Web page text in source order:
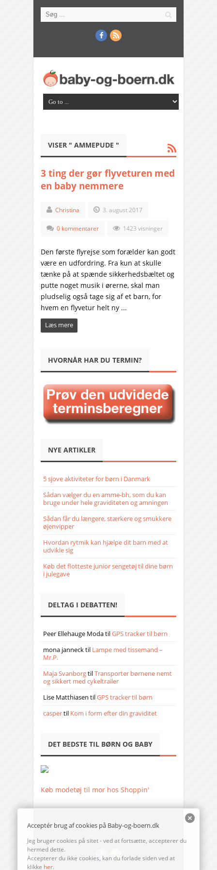
VISER " AMMEPUDE "
3 ting der gør flyveturen med
en baby nemmere
Christina 3. august 2017
0 kommentarer 1423 visninger
Den første flyrejse som forælder kan godt
være en udfordring. Fra kun at skulle
tænke på at spænde sikkerhedsbæltet og
putte noget musik i ørerne, skal man
pludselig også tage sig af et barn, for
hvem en flyvetur helt ny ...
Læs mere
HVORNÅR HAR DU TERMIN?
NYE ARTIKLER
5 sjove aktiviteter for børn i Danmark
Sådan vælger du en amme-bh, som du kan
bruge under hele graviditeten og amningen
Sådan får du længere, stærkere og smukkere
øjenvipper
Hvordan rytmik kan hjælpe dit barn med at
udvikle sig
Køb det flotteste junior sengetøj til dine børn
i julegave
DELTAG I DEBATTEN!
Peer Ellehauge ModatilGPS tracker til børn
mona jannecktil Lampe med tissemand –
Mr.P.
Maja SvanborgtilTransporter børnene nemt
og sikkert med cykeltrailer
Lise Matthiasen tilGPS tracker til børn
caspertil Kom i form efter din graviditet
DET BEDSTE TIL BØRN OG BABY
Køb modetøj til mor hos Shoppin'
Acceptér brug af cookies på Baby-og-boern.dk
Jeg bruger cookies på sitet - ved at fortsætte, accepterer du
hermed dette.
Accepterer du ikke cookies, kan du forlade siden ved at
klikke her.